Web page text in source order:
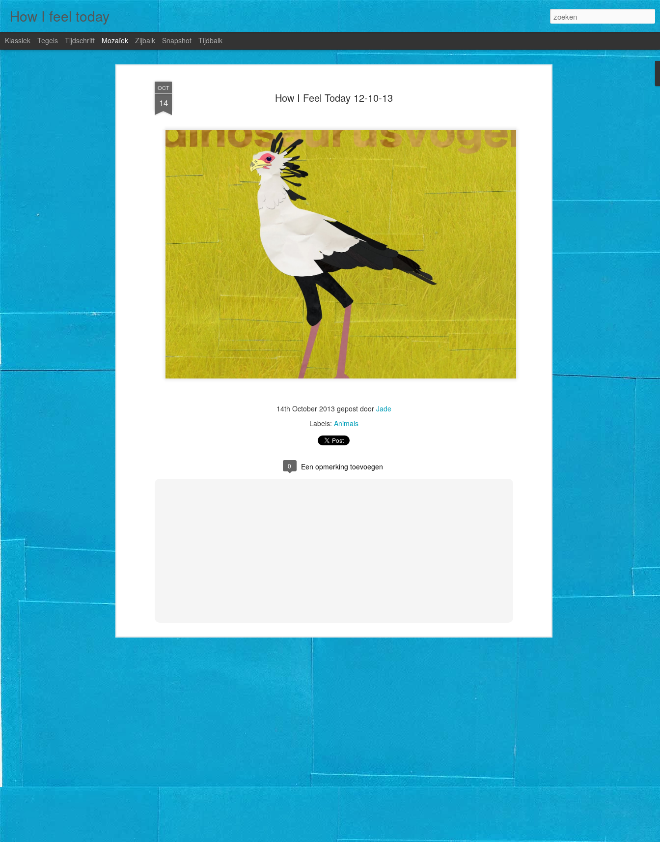
OCT
14 How I Feel Today 12-10-13
14th October 2013 gepost door Jade
Labels: Animals
0 Een opmerking toevoegen
How I feel today
Klassiek Tegels Tijdschrift Mozaïek Zijbalk Snapshot Tijdbalk